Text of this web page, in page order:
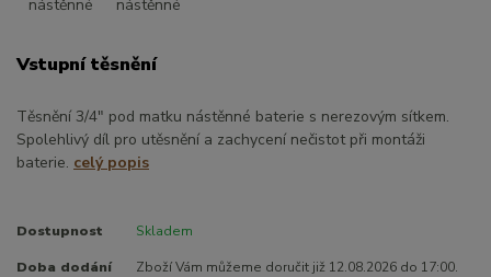
Vstupní těsnění
Těsnění 3/4″ pod matku nástěnné baterie s nerezovým sítkem.
Spolehlivý díl pro utěsnění a zachycení nečistot při montáži
baterie. celý popis
Dostupnost Skladem
Doba dodání
Zboží Vám můžeme doručit již 12.08.2026 do 17:00.